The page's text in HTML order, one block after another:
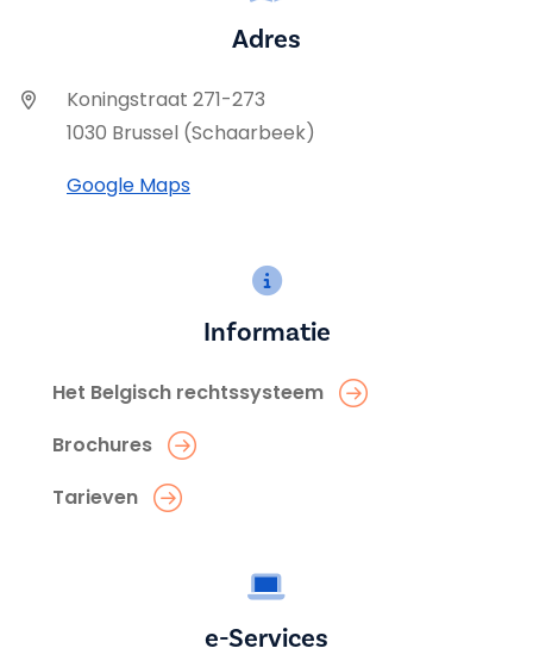
Adres
Koningstraat 271-273
1030 Brussel (Schaarbeek)
Google Maps
Informatie
Het Belgisch rechtssysteem
Brochures
Tarieven
e-Services